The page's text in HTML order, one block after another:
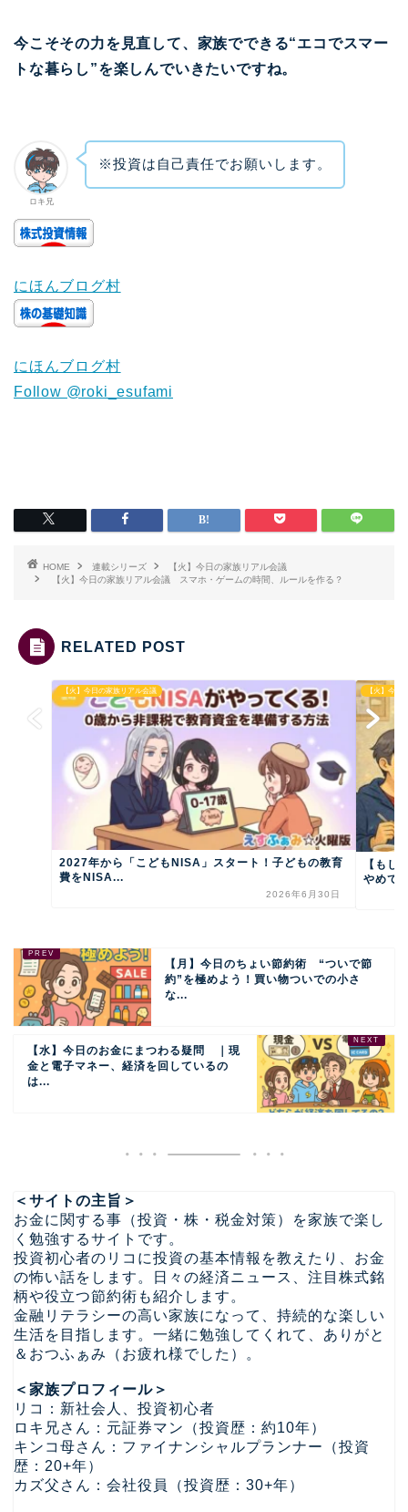
今こそその力を見直して、家族でできる“エコでスマー
トな暮らし”を楽しんでいきたいですね。
ロキ兄
※投資は自己責任でお願いします。
にほんブログ村
にほんブログ村
Follow @roki_esufami
HOME 連載シリーズ
【火】今日の家族リアル会議
【火】今日の家族リアル会議 スマホ・ゲームの時間、ルールを作る？
RELATED POST
【火】今日の家族リアル会議
2027年から「こどもNISA」スタート！子どもの教育
費をNISA...
2026年6月30日
【火】今日
【もし
やめて
【月】今日のちょい節約術 “ついで節
約”を極めよう！買い物ついでの小さ
な...
【水】今日のお金にまつわる疑問 ｜現
金と電子マネー、経済を回しているの
は...
＜サイトの主旨＞
お金に関する事（投資・株・税金対策）を家族で楽し
く勉強するサイトです。
投資初心者のリコに投資の基本情報を教えたり、お金
の怖い話をします。日々の経済ニュース、注目株式銘
柄や役立つ節約術も紹介します。
金融リテラシーの高い家族になって、持続的な楽しい
生活を目指します。一緒に勉強してくれて、ありがと
＆おつふぁみ（お疲れ様でした）。
＜家族プロフィール＞
リコ：新社会人、投資初心者
ロキ兄さん：元証券マン（投資歴：約10年）
キンコ母さん：ファイナンシャルプランナー（投資
歴：20+年）
カズ父さん：会社役員（投資歴：30+年）